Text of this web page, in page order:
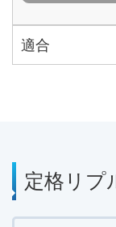
適合
定格リプ